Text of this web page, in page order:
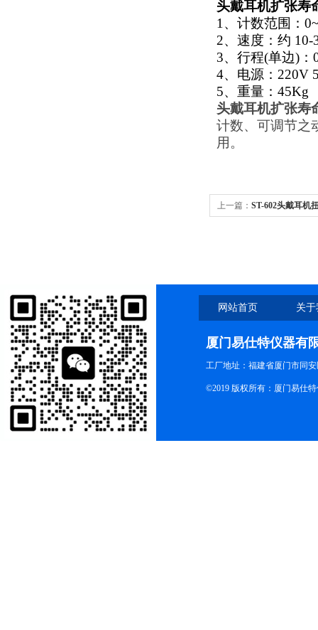
头戴耳机扩张寿
1、计数范围：
2、速度：约
3、行程(单边)：
4、电源：220V
5、重量：45Kg
头戴耳机扩张寿
计数、可调节之
用。
上一篇： ST-602头戴耳机
网站首页 关
厦门易仕特仪器有
工厂地址：福建省厦门市同
©2019 版权所有：厦门易仕